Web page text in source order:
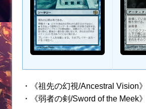
・《祖先の幻視/Ancestral Vision
・《弱者の剣/Sword of the Meek